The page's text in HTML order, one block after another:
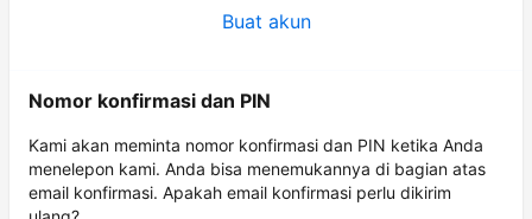
Buat akun
Nomor konfirmasi dan PIN
Kami akan meminta nomor konfirmasi dan PIN ketika Anda
menelepon kami. Anda bisa menemukannya di bagian atas
email konfirmasi. Apakah email konfirmasi perlu dikirim